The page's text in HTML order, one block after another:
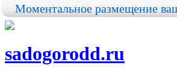
Моментальное размещение
sadogorodd.ru